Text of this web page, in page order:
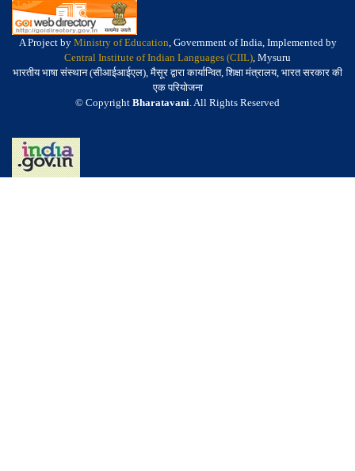
A Project by Ministry of Education, Government of India, Implemented by
Central Institute of Indian Languages (CIIL), Mysuru
भारतीय भाषा संस्थान (सीआईआईएल), मैसूर द्वारा कार्यान्वित, शिक्षा मंत्रालय, भारत सरकार की
एक परियोजना
© Copyright Bharatavani. All Rights Reserved